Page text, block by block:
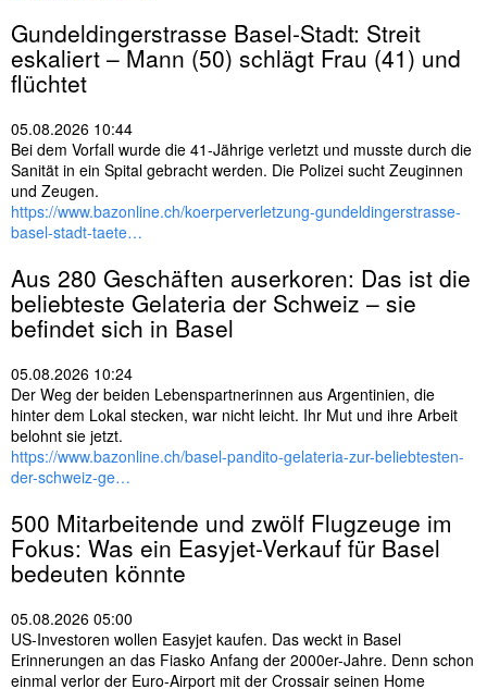
Gundeldingerstrasse Basel-Stadt: Streit
eskaliert – Mann (50) schlägt Frau (41) und
flüchtet
05.08.2026 10:44
Bei dem Vorfall wurde die 41-Jährige verletzt und musste durch die
Sanität in ein Spital gebracht werden. Die Polizei sucht Zeuginnen
und Zeugen.
https://www.bazonline.ch/koerperverletzung-gundeldingerstrasse-
basel-stadt-taete…
Aus 280 Geschäften auserkoren: Das ist die
beliebteste Gelateria der Schweiz – sie
befindet sich in Basel
05.08.2026 10:24
Der Weg der beiden Lebenspartnerinnen aus Argentinien, die
hinter dem Lokal stecken, war nicht leicht. Ihr Mut und ihre Arbeit
belohnt sie jetzt.
https://www.bazonline.ch/basel-pandito-gelateria-zur-beliebtesten-
der-schweiz-ge…
500 Mitarbeitende und zwölf Flugzeuge im
Fokus: Was ein Easyjet-Verkauf für Basel
bedeuten könnte
05.08.2026 05:00
US-Investoren wollen Easyjet kaufen. Das weckt in Basel
Erinnerungen an das Fiasko Anfang der 2000er-Jahre. Denn schon
einmal verlor der Euro-Airport mit der Crossair seinen Home